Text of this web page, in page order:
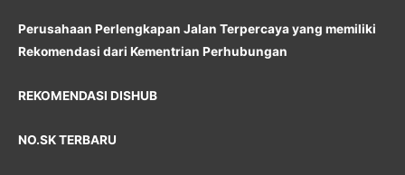
Perusahaan Perlengkapan Jalan Terpercaya yang memiliki
Rekomendasi dari Kementrian Perhubungan
REKOMENDASI DISHUB
NO.SK TERBARU